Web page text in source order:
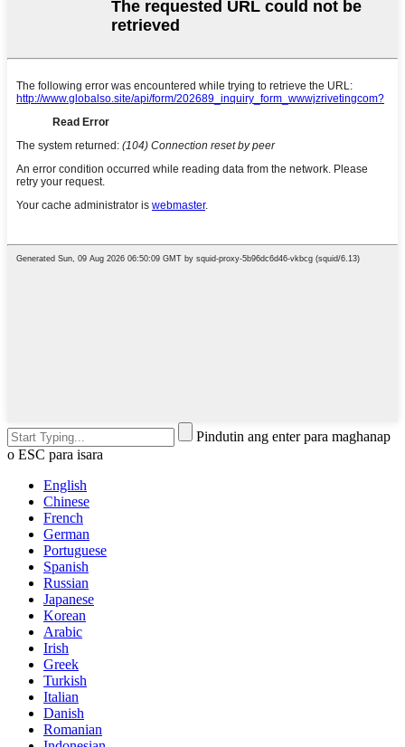
Pindutin ang enter para maghanap
o ESC para isara
English
Chinese
French
German
Portuguese
Spanish
Russian
Japanese
Korean
Arabic
Irish
Greek
Turkish
Italian
Danish
Romanian